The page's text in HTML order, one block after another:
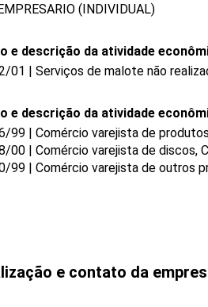
(INDIVIDUAL)
e descrição da atividade
01 | Serviços de malote não
e descrição da atividade
99 | Comércio varejista de
00 | Comércio varejista de discos,
99 | Comércio varejista de outros
e contato da